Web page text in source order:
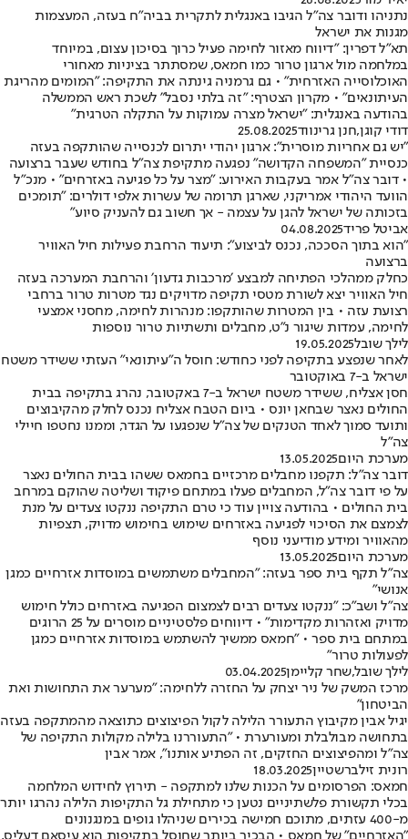
נתניהו ודובר צה"ל הגיבו באנגלית לתקרית בביה"ח בעזה, המעצמות
מגנות את ישראל
תא"ל דפרין: "דיווח מאזור לחימה פעיל כרוך בסיכון עצום, במיוחד
במלחמה מול ארגון טרור כמו חמאס, שמסתתר בציניות מאחורי
האוכלוסייה האזרחית" • גם גרמניה גינתה את התקיפה: "המומים מהריגת
העיתונאים" • מקרון הצטרף: "זה בלתי נסבל" לשכת ראש הממשלה
בהודעה באנגלית: "ישראל מצרה עמוקות על התקלה הטרגית"
דודי קוגן,חנן גרינווד25.08.2025
"יש גם אחריות מוסרית": ארגון יהודי יתרום לכנסייה שהותקפה בעזה
כנסיית "המשפחה הקדושה" נפגעה מתקיפת צה"ל בחודש שעבר ברצועה
• דובר צה"ל אמר בעקבות האירוע: "מצר על כל פגיעה באזרחים" • מנכ"ל
הוועד היהודי אמריקני, שארגן תרומה של עשרות אלפי דולרים: "תומכים
בזכותה של ישראל להגן על עצמה - אך חשוב גם להעניק סיוע"
אביטל פריד04.08.2025
"הוא בתוך הסככה, נכנס לביצוע": תיעוד הרחבת פעילות חיל האוויר
ברצועה
כחלק ממהלכי הפתיחה למבצע ׳מרכבות גדעון׳ והרחבת המערכה בעזה
חיל האוויר יצא לשורת מטסי תקיפה מדויקים נגד מטרות טרור ברחבי
רצועת עזה • בין המטרות שהותקפו: מנהרות לחימה, מחסני אמצעי
לחימה, עמדות שיגור נ"ט, מחבלים ותשתיות טרור נוספות
לילך שובל19.05.2025
לאחר שנפצע בתקיפה לפני כחודש: חוסל ה"עיתונאי" העזתי ששידר משטח
ישראל ב-7 באוקטובר
חסן אצליח, ששידר משטח ישראל ב-7 באקטובר, נהרג בתקיפה בבית
החולים נאצר שבחאן יונס • ביום הטבח אצליח נכנס לחלק מהקיבוצים
ותועד סמוך לאחד הטנקים של צה"ל שנפגעו על הגדר, וממנו נחטפו חיילי
צה"ל
מערכת היום13.05.2025
דובר צה"ל: תקפנו מחבלים מרכזיים בחמאס ששהו בבית החולים נאצר
על פי דובר צה"ל, המחבלים פעלו במתחם פיקוד ושליטה שהוקם במרחב
בית החולים • בהודעה צויין עוד כי טרם התקיפה ננקטו צעדים על מנת
לצמצם את הסיכוי לפגיעה באזרחים שימוש בחימוש מדויק, תצפיות
מהאוויר ומידע מודיעני נוסף
מערכת היום13.05.2025
צה"ל תקף בית ספר בעזה: "המחבלים משתמשים במוסדות אזרחיים כמגן
אנושי"
צה"ל ושב"כ: "ננקטו צעדים רבים לצמצום הפגיעה באזרחים כולל חימוש
מדויק ואזהרות מקדימות" • דיווחים פלסטיניים מוסרים על 25 הרוגים
במתחם בית ספר • "חמאס ממשיך להשתמש במוסדות אזרחיים כמגן
לפעולות טרור"
לילך שובל,שחר קליימן03.04.2025
מרכז המשק של ניר יצחק על החזרה ללחימה: "מערער את התחושות ואת
הביטחון"
יגיל אבין מקיבוץ התעורר הלילה לקול הפיצוצים כתוצאה מהמתקפה בעזה
בתחושה מבולבלת ומעורערת • "התעוררנו בלילה מקולות התקיפה של
צה"ל ומהפיצוצים החזקים, זה הפתיע אותנו", אמר אבין
רונית זילברשטיין18.03.2025
חמאס: הפרסומים על הכנות שלנו למתקפה - תירוץ לחידוש המלחמה
בכלי תקשורת פלשתיניים נטען כי מתחילת גל התקיפות הלילה נהרגו יותר
מ-400 עזתים, מתוכם חמישה בכירים שניהלו גופים במנגנונים